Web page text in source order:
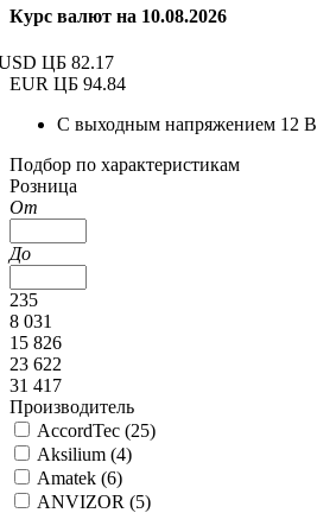
Курс валют на 10.08.2026
ЦБ 82.17
EUR ЦБ 94.84
С выходным напряжением 12 В
Подбор по характеристикам
Розница
От
До
235
8 031
15 826
23 622
31 417
Производитель
AccordTec (25)
Aksilium (4)
Amatek (6)
ANVIZOR (5)